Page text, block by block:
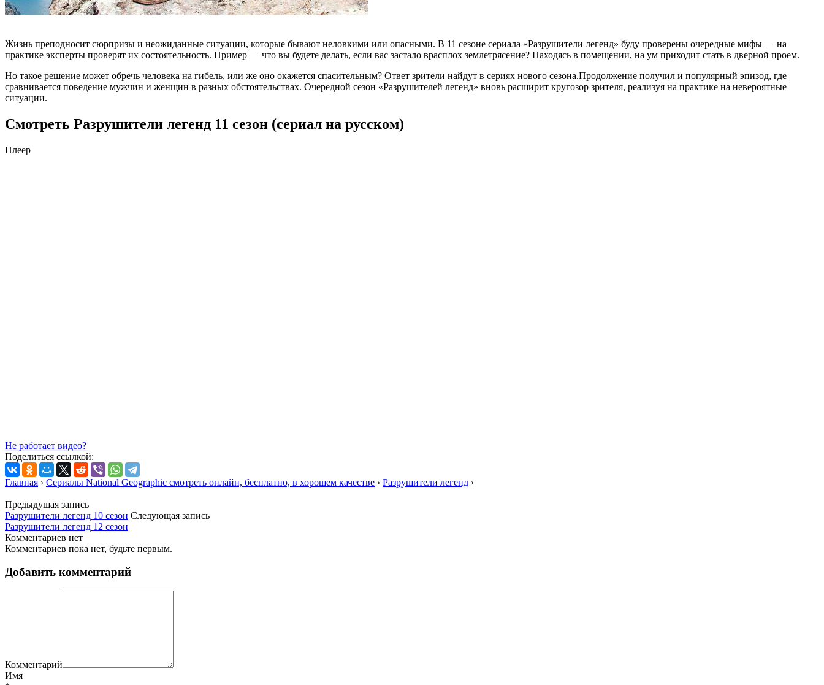
Жизнь преподносит сюрпризы и неожиданные ситуации, которые бывают неловкими или опасными. В 11 сезоне сериала «Разрушители легенд» буду проверены очередные мифы — на
практике эксперты проверят их состоятельность. Пример — что вы будете делать, если вас застало врасплох землетрясение? Находясь в помещении, на ум приходит стать в дверной проем.
Но такое решение может обречь человека на гибель, или же оно окажется спасительным? Ответ зрители найдут в сериях нового сезона.Продолжение получил и популярный эпизод, где
сравнивается поведение мужчин и женщин в разных обстоятельствах. Очередной сезон «Разрушителей легенд» вновь расширит кругозор зрителя, реализуя на практике на невероятные
ситуации.
Смотреть Разрушители легенд 11 сезон (сериал на русском)
Плеер
Не работает видео?
Поделиться ссылкой:
Главная › Сериалы National Geographic смотреть онлайн, бесплатно, в хорошем качестве › Разрушители легенд ›
Предыдущая запись
Разрушители легенд 10 сезон Следующая запись
Разрушители легенд 12 сезон
Комментариев нет
Комментариев пока нет, будьте первым.
Добавить комментарий
Комментарий
Имя